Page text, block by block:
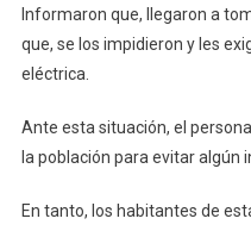
Informaron que, llegaron a
que, se los impidieron y les
eléctrica.
Ante esta situación, el
la población para evitar algún
En tanto, los habitantes de